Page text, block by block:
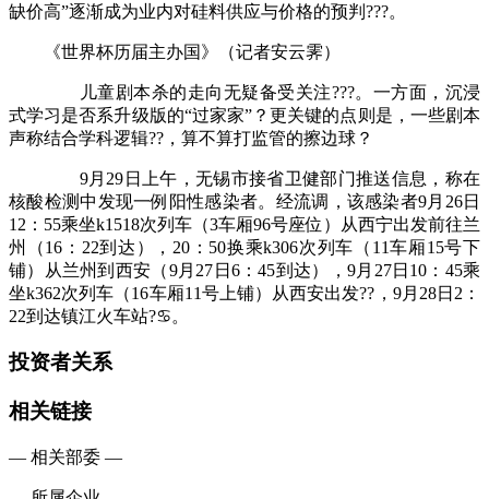
缺价高”逐渐成为业内对硅料供应与价格的预判???。
《世界杯历届主办国》（记者安云霁）
儿童剧本杀的走向无疑备受关注???。一方面，沉浸
式学习是否系升级版的“过家家”？更关键的点则是，一些剧本
声称结合学科逻辑??，算不算打监管的擦边球？
9月29日上午，无锡市接省卫健部门推送信息，称在
核酸检测中发现一例阳性感染者。经流调，该感染者9月26日
12：55乘坐k1518次列车（3车厢96号座位）从西宁出发前往兰
州（16：22到达），20：50换乘k306次列车（11车厢15号下
铺）从兰州到西安（9月27日6：45到达），9月27日10：45乘
坐k362次列车（16车厢11号上铺）从西安出发??，9月28日2：
22到达镇江火车站?♋。
投资者关系
相关链接
— 相关部委 —